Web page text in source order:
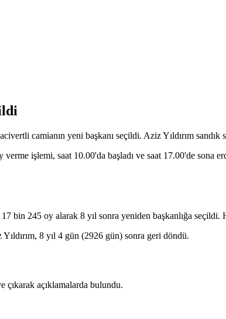
camianın yeni başkanı seçildi. Aziz Yıldırım sandık
işlemi, saat 10.00'da başladı ve saat 17.00'de
bin 245 oy alarak 8 yıl sonra yeniden başkanlığa
8 yıl 4 gün (2926 gün) sonra geri döndü.
çıkarak açıklamalarda bulundu.